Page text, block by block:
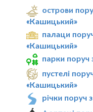
острови
«Кашицький»
палаци
«Кашицький»
парки
пустелі
«Кашицький»
річки поруч